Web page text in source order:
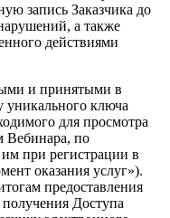
запись Заказчика до
а также
действиями
и принятыми в
уникального ключа
для просмотра
Вебинара, по
при регистрации в
оказания услуг»).
предоставления
Доступа